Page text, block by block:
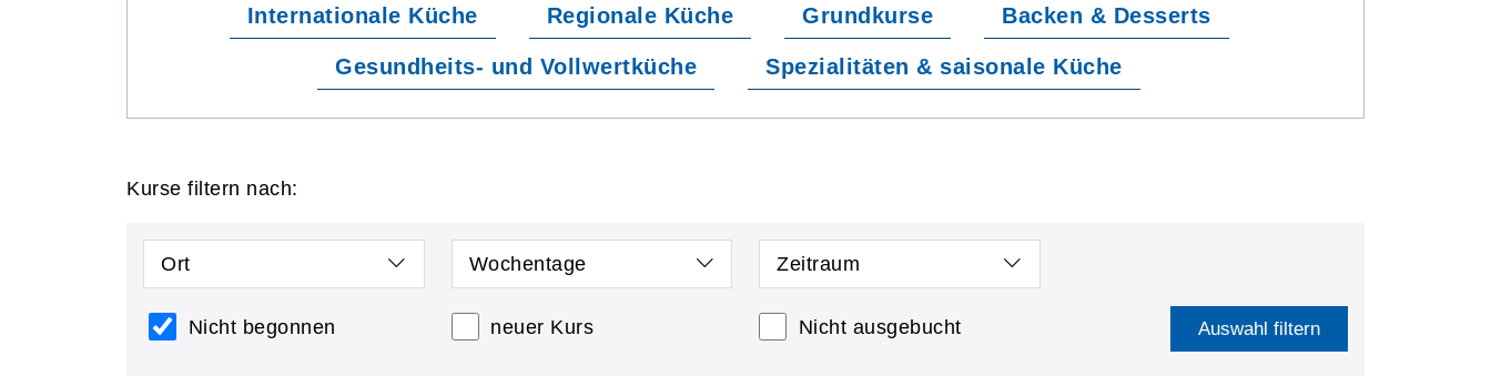
Internationale Küche Regionale Küche Grundkurse Backen & Desserts
Gesundheits- und Vollwertküche Spezialitäten & saisonale Küche
Kurse filtern nach:
Ort Wochentage Zeitraum
Nicht begonnen neuer Kurs Nicht ausgebucht Auswahl filtern